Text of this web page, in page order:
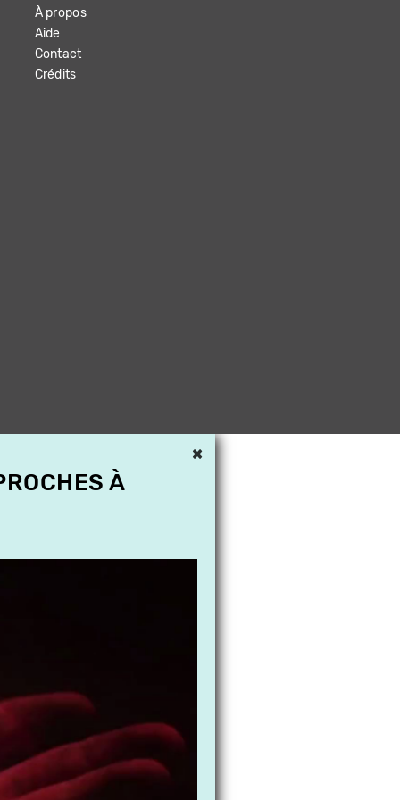
À propos
Aide
Contact
Crédits
×
À